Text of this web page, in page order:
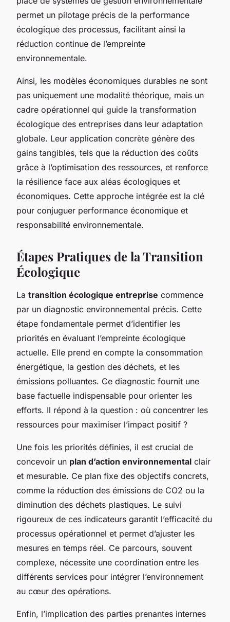
permet un pilotage précis de la performance
écologique des processus, facilitant ainsi la
réduction continue de l’empreinte
environnementale.
Ainsi, les modèles économiques durables ne sont
pas uniquement une modalité théorique, mais un
cadre opérationnel qui guide la transformation
écologique des entreprises dans leur adaptation
globale. Leur application concrète génère des
gains tangibles, tels que la réduction des coûts
grâce à l’optimisation des ressources, et renforce
la résilience face aux aléas écologiques et
économiques. Cette approche intégrée est la clé
pour conjuguer performance économique et
responsabilité environnementale.
Étapes Pratiques de la Transition
Écologique
La transition écologique entreprise commence
par un diagnostic environnemental précis. Cette
étape fondamentale permet d’identifier les
priorités en évaluant l’empreinte écologique
actuelle. Elle prend en compte la consommation
énergétique, la gestion des déchets, et les
émissions polluantes. Ce diagnostic fournit une
base factuelle indispensable pour orienter les
efforts. Il répond à la question : où concentrer les
ressources pour maximiser l’impact positif ?
Une fois les priorités définies, il est crucial de
concevoir un plan d’action environnemental clair
et mesurable. Ce plan fixe des objectifs concrets,
comme la réduction des émissions de CO2 ou la
diminution des déchets plastiques. Le suivi
rigoureux de ces indicateurs garantit l’efficacité du
processus opérationnel et permet d’ajuster les
mesures en temps réel. Ce parcours, souvent
complexe, nécessite une coordination entre les
différents services pour intégrer l’environnement
au cœur des opérations.
Enfin, l’implication des parties prenantes internes